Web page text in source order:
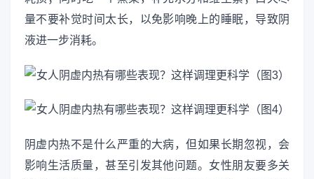
量不要补觉时间太长，以免影响晚上的睡眠，导致阴
液进一步消耗。
阴虚内热不是什么严重的大病，但如果长期忽视，会
影响生活质量，甚至引发其他问题。女性朋友要多关